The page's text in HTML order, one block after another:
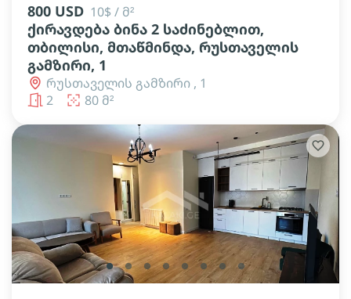
800 USD 10$ / მ²
ქირავდება ბინა 2 საძინებლით,
თბილისი, მთაწმინდა, რუსთაველის
გამზირი, 1
რუსთაველის გამზირი , 1
2
80 მ²
lens lens lens lens lens lens lens lens